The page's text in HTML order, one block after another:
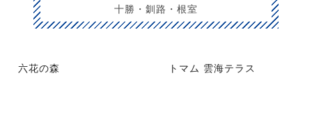
十勝・釧路・根室
六花の森 トマム 雲海テラス